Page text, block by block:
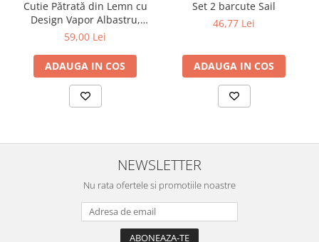
Cutie Pătrată din Lemn cu
Design Vapor Albastru,
9*9CM
59,00 Lei
ADAUGA IN COS
Set 2 barcute Sail
46,77 Lei
ADAUGA IN COS
NEWSLETTER
Nu rata ofertele si promotiile noastre